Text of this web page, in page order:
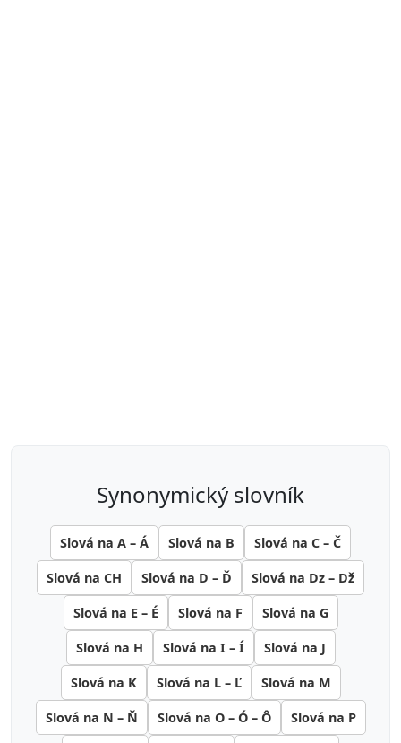
synonymický slovník
Slová na A – Á Slová na B Slová na C – Č
Slová na CH Slová na D – Ď Slová na Dz – Dž
Slová na E – É Slová na F Slová na G
Slová na H Slová na I – Í Slová na J
Slová na K Slová na L – Ľ Slová na M
Slová na N – Ň Slová na O – Ó – Ô Slová na P